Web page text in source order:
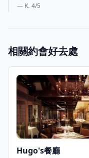
— K. 4/5
相關約會好去處
Hugo's餐廳